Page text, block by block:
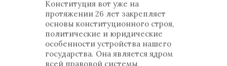
Конституция вот уже на
протяжении 26 лет закрепляет
основы конституционного строя,
политические и юридические
особенности устройства нашего
государства. Она является ядром
всей правовой системы